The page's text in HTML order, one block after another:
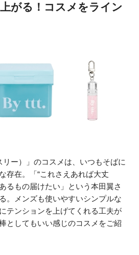
がる！コスメをライン
リー）」のコスメは、いつもそばに
存在。「“これさえあれば大丈
るもの届けたい」という本田翼さ
。メンズも使いやすいシンプルな
テンションを上げてくれる工夫が
としてもいい感じのコスメをご紹